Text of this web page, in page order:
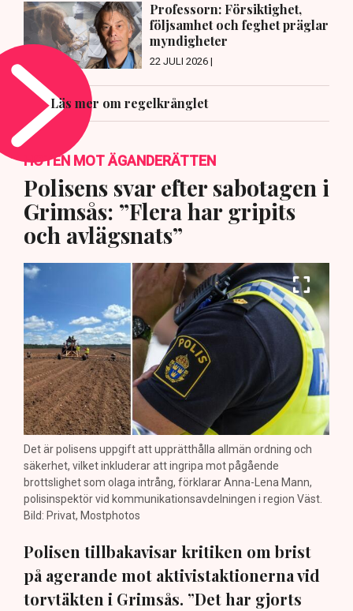
Professorn: Försiktighet,
följsamhet och feghet präglar
myndigheter
22 JULI 2026 |
Läs mer om regelkrånglet
HOTEN MOT ÄGANDERÄTTEN
Polisens svar efter sabotagen i
Grimsås: ”Flera har gripits
och avlägsnats”
Det är polisens uppgift att upprätthålla allmän ordning och
säkerhet, vilket inkluderar att ingripa mot pågående
brottslighet som olaga intrång, förklarar Anna-Lena Mann,
polisinspektör vid kommunikationsavdelningen i region Väst.
Bild: Privat, Mostphotos
Polisen tillbakavisar kritiken om brist
på agerande mot aktivistaktionerna vid
torvtäkten i Grimsås. ”Det har gjorts